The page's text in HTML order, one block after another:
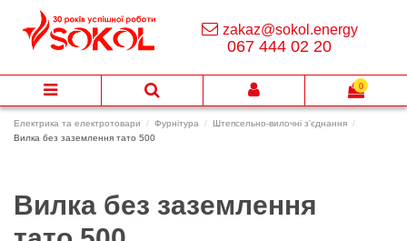
Електрика та електротовари Фурнітура
Штепсельно-вилочні з'єднання
Вилка без заземлення тато 500
Вилка без заземлення
zakaz@sokol.energy
067 444 02 20
0